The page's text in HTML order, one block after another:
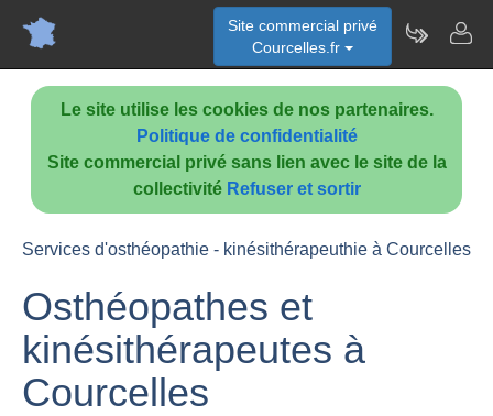
Le site utilise les cookies de nos partenaires.
Politique de confidentialité
Site commercial privé sans lien avec le site de la
collectivité Refuser et sortir
Site commercial privé
Courcelles.fr
Services d'osthéopathie - kinésithérapeuthie à Courcelles
Osthéopathes et
kinésithérapeutes à
Courcelles